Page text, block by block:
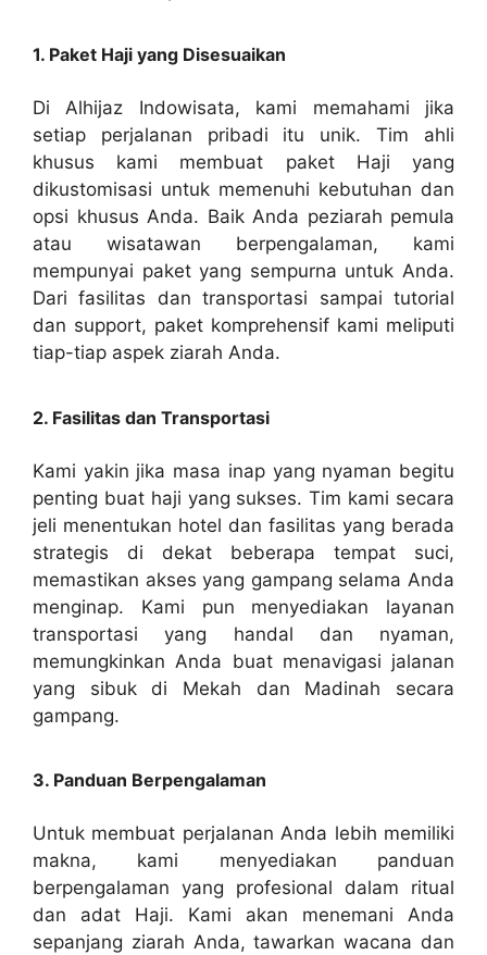
1. Paket Haji yang Disesuaikan
Di Alhijaz Indowisata, kami memahami jika
setiap perjalanan pribadi itu unik. Tim ahli
khusus kami membuat paket Haji yang
dikustomisasi untuk memenuhi kebutuhan dan
opsi khusus Anda. Baik Anda peziarah pemula
atau wisatawan berpengalaman, kami
mempunyai paket yang sempurna untuk Anda.
Dari fasilitas dan transportasi sampai tutorial
dan support, paket komprehensif kami meliputi
tiap-tiap aspek ziarah Anda.
2. Fasilitas dan Transportasi
Kami yakin jika masa inap yang nyaman begitu
penting buat haji yang sukses. Tim kami secara
jeli menentukan hotel dan fasilitas yang berada
strategis di dekat beberapa tempat suci,
memastikan akses yang gampang selama Anda
menginap. Kami pun menyediakan layanan
transportasi yang handal dan nyaman,
memungkinkan Anda buat menavigasi jalanan
yang sibuk di Mekah dan Madinah secara
gampang.
3. Panduan Berpengalaman
Untuk membuat perjalanan Anda lebih memiliki
makna, kami menyediakan panduan
berpengalaman yang profesional dalam ritual
dan adat Haji. Kami akan menemani Anda
sepanjang ziarah Anda, tawarkan wacana dan